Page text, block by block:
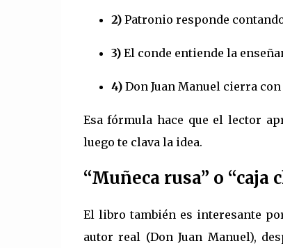
2)Patronio responde
3)El conde entiende la
4)Don Juan Manuel cierra
Esa fórmula hace que el lector
luego te clava la idea.
“Muñeca rusa” o
El libro también es interesante
autor real (Don Juan Manuel),